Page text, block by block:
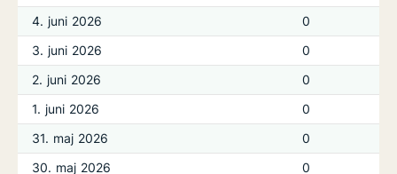
4. juni 2026
0
3. juni 2026
0
2. juni 2026
0
1. juni 2026
0
31. maj 2026
0
30. maj 2026
0